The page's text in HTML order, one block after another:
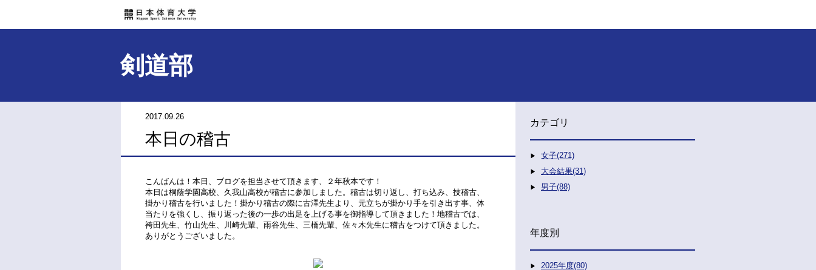
剣道部
2017.09.26
本日の稽古
こんばんは！本日、ブログを担当させて頂きます、２年秋本です！
本日は桐蔭学園高校、久我山高校が稽古に参加しました。稽古は切り返し、打ち込み、技稽古、
掛かり稽古を行いました！掛かり稽古の際に古澤先生より、元立ちが掛かり手を引き出す事、体
当たりを強くし、振り返った後の一歩の出足を上げる事を御指導して頂きました！地稽古では、
袴田先生、竹山先生、川崎先輩、雨谷先生、三橋先輩、佐々木先生に稽古をつけて頂きました。
ありがとうございました。
カテゴリ
女子(271)
大会結果(31)
男子(88)
年度別
2025年度(80)